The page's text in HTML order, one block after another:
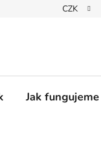
CZK
Jak fungujeme